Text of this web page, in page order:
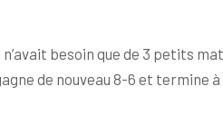
n’avait besoin que de 3 petits
de nouveau 8-6 et termine